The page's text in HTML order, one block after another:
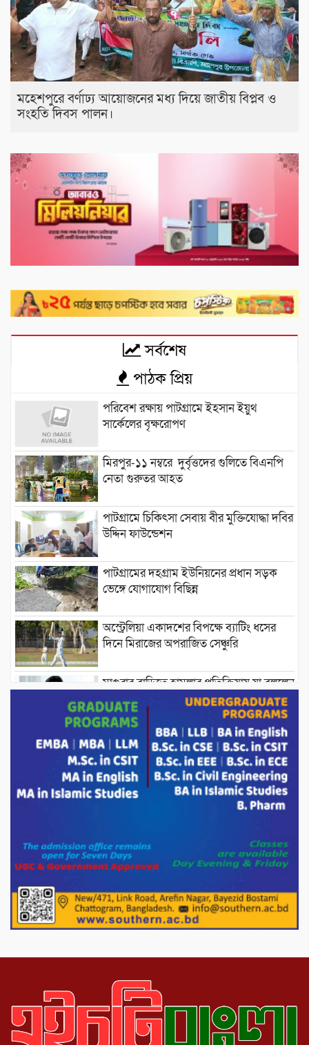
মহেশপুরে বর্ণাঢ্য আয়োজনের মধ্য দিয়ে জাতীয় বিপ্লব ও
সংহতি দিবস পালন।
সর্বশেষ
পাঠক প্রিয়
পরিবেশ রক্ষায় পাটগ্রামে ইহসান ইয়ুথ
সার্কেলের বৃক্ষরোপণ
মিরপুর-১১ নম্বরে দুর্বৃত্তদের গুলিতে বিএনপি
নেতা গুরুতর আহত
পাটগ্রামে চিকিৎসা সেবায় বীর মুক্তিযোদ্ধা দবির
উদ্দিন ফাউন্ডেশন
পাটগ্রামের দহগ্রাম ইউনিয়নের প্রধান সড়ক
ভেঙ্গে যোগাযোগ বিছিন্ন
অস্ট্রেলিয়া একাদশের বিপক্ষে ব্যাটিং ধসের
দিনে মিরাজের অপরাজিত সেঞ্চুরি
মাগুরার বাড়িতে হামলার প্রতিক্রিয়ায় যা বললেন
সাকিব।
দেশীয় পাঁচ প্রজাতির ছোট মাছে উদ্বেগজনক
মাত্রায় মাইক্রোপ্লাস্টিকের উপস্থিতি শনাক্ত ।
সরকারকে ব্যর্থ করতে দেশের বিরুদ্ধে একটি
দল চক্রান্ত চালিয়ে যাচ্ছে : রিজভী
দেশের বাজারে ভরিতে ১০ হাজার টাকা সোনার
দাম বাড়ানোর ঘোষণা।
ভারপ্রাপ্ত রাষ্ট্রপতি হাফিজ উদ্দিন আহমদের
সাথে এইচটি বাংলা অনলাইন পোর্টাল ও আইপি